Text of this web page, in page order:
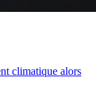
climatique alors